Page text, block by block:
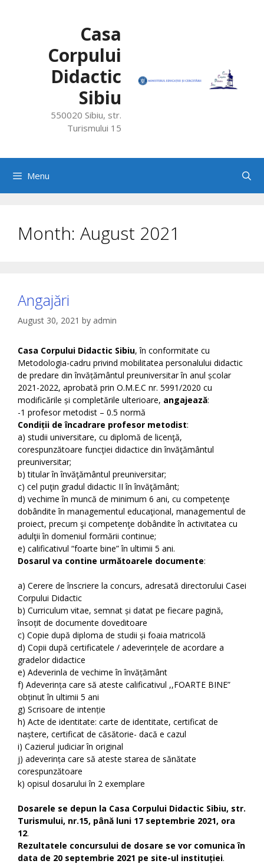
Casa
Corpului
Didactic
Sibiu
550020 Sibiu, str.
Turismului 15
Menu
Month: August 2021
Angajări
August 30, 2021 by admin
Casa Corpului Didactic Sibiu, în conformitate cu
Metodologia-cadru privind mobilitatea personalului didactic
de predare din învățământul preuniversitar în anul școlar
2021-2022, aprobată prin O.M.E.C nr. 5991/2020 cu
modificările și completările ulterioare, angajează:
-1 profesor metodist – 0.5 normă
Condiții de încadrare profesor metodist:
a) studii universitare, cu diplomă de licenţă,
corespunzătoare funcţiei didactice din învăţământul
preuniversitar;
b) titular în învăţământul preuniversitar;
c) cel puţin gradul didactic II în învăţământ;
d) vechime în muncă de minimum 6 ani, cu competenţe
dobândite în managementul educaţional, managementul de
proiect, precum şi competenţe dobândite în activitatea cu
adulţii în domeniul formării continue;
e) calificativul “foarte bine” în ultimii 5 ani.
Dosarul va contine următoarele documente:
a) Cerere de înscriere la concurs, adresată directorului Casei
Corpului Didactic
b) Curriculum vitae, semnat și datat pe fiecare pagină,
însoțit de documente doveditoare
c) Copie după diploma de studii și foaia matricolă
d) Copii după certificatele / adeverințele de acordare a
gradelor didactice
e) Adeverinla de vechime în învățământ
f) Adeverința care să ateste calificativul ,,FOARTE BINE”
obținut în ultimii 5 ani
g) Scrisoare de intenție
h) Acte de identitate: carte de identitate, certificat de
naștere, certificat de căsătorie- dacă e cazul
i) Cazierul judiciar în original
j) adeverința care să ateste starea de sănătate
corespunzătoare
k) opisul dosarului în 2 exemplare
Dosarele se depun la Casa Corpului Didactic Sibiu, str.
Turismului, nr.15, până luni 17 septembrie 2021, ora
12.
Rezultatele concursului de dosare se vor comunica în
data de 20 septembrie 2021 pe site-ul instituției.